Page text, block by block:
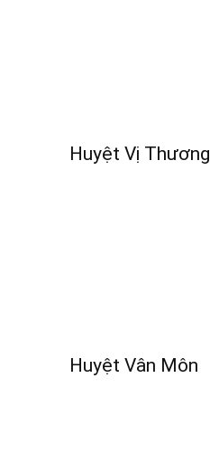
Huyệt Vị Thương
Huyệt Vân Môn